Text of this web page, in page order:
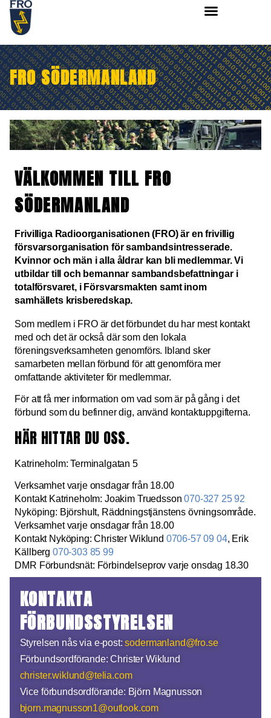
FRO SÖDERMANLAND
VÄLKOMMEN TILL FRO
SÖDERMANLAND
Frivilliga Radioorganisationen (FRO) är en frivillig
försvarsorganisation för sambandsintresserade.
Kvinnor och män i alla åldrar kan bli medlemmar. Vi
utbildar till och bemannar sambandsbefattningar i
totalförsvaret, i Försvarsmakten samt inom
samhällets krisberedskap.
Som medlem i FRO är det förbundet du har mest kontakt
med och det är också där som den lokala
föreningsverksamheten genomförs. Ibland sker
samarbeten mellan förbund för att genomföra mer
omfattande aktiviteter för medlemmar.
För att få mer information om vad som är på gång i det
förbund som du befinner dig, använd kontaktuppgifterna.
HÄR HITTAR DU OSS.
Katrineholm: Terminalgatan 5
Verksamhet varje onsdagar från 18.00
Kontakt Katrineholm: Joakim Truedsson070-327 25 92
Nyköping: Björshult, Räddningstjänstens övningsområde.
Verksamhet varje onsdagar från 18.00
Kontakt Nyköping: Christer Wiklund 0706-57 09 04, Erik
Källberg 070-303 85 99
DMR Förbundsnät: Förbindelseprov varje onsdag 18.30
KONTAKTA
FÖRBUNDSSTYRELSEN
Styrelsen nås via e-post: sodermanland@fro.se
Förbundsordförande: Christer Wiklund
christer.wiklund@telia.com
Vice förbundsordförande: Björn Magnusson
bjorn.magnusson1@outlook.com